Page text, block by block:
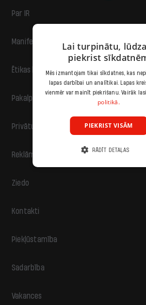
Par IR
Manifests
Ētikas kodekss
Pakalpojumu sniegšanas noteikumi
Privātuma politika
Reklāma
Ziedo
Kontakti
Piekļūstamība
Sadarbība
Vakances
Lai turpinātu,
piekrist
Mēs izmantojam tikai sīkdatnes, kas
lapas darbībai un analītikai. Lapas
vienmēr var mainīt piekrišanu. Vairāk lasi
politikā.
PIEKRIST VISĀM
RĀDĪT DETAĻAS